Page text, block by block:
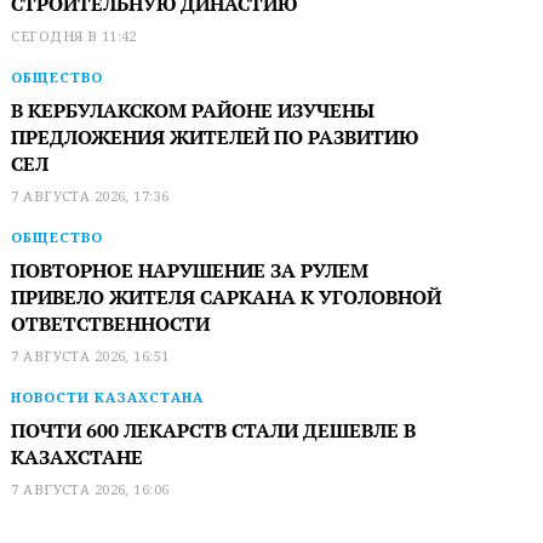
СЕГОДНЯ В 11:42
ОБЩЕСТВО
В КЕРБУЛАКСКОМ РАЙОНЕ ИЗУЧЕНЫ
ПРЕДЛОЖЕНИЯ ЖИТЕЛЕЙ ПО РАЗВИТИЮ
СЕЛ
7 АВГУСТА 2026, 17:36
ОБЩЕСТВО
ПОВТОРНОЕ НАРУШЕНИЕ ЗА РУЛЕМ
ПРИВЕЛО ЖИТЕЛЯ САРКАНА К УГОЛОВНОЙ
ОТВЕТСТВЕННОСТИ
7 АВГУСТА 2026, 16:51
НОВОСТИ КАЗАХСТАНА
ПОЧТИ 600 ЛЕКАРСТВ СТАЛИ ДЕШЕВЛЕ В
КАЗАХСТАНЕ
7 АВГУСТА 2026, 16:06